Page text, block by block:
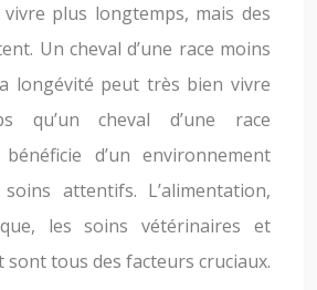
plus longtemps, mais des
Un cheval d’une race moins
longévité peut très bien vivre
qu’un cheval d’une race
d’un environnement
attentifs. L’alimentation,
les soins vétérinaires et
sont tous des facteurs cruciaux.